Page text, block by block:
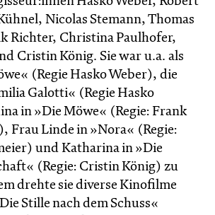
Nicolas Stemann, Thomas
Richter, Christina Paulhofer,
Cristin König. Sie war u.a. als
(Regie Hasko Weber), die
Galotti« (Regie Hasko
in »Die Möwe« (Regie: Frank
Frau Linde in »Nora« (Regie:
und Katharina in »Die
(Regie: Cristin König) zu
drehte sie diverse Kinofilme
Stille nach dem Schuss«